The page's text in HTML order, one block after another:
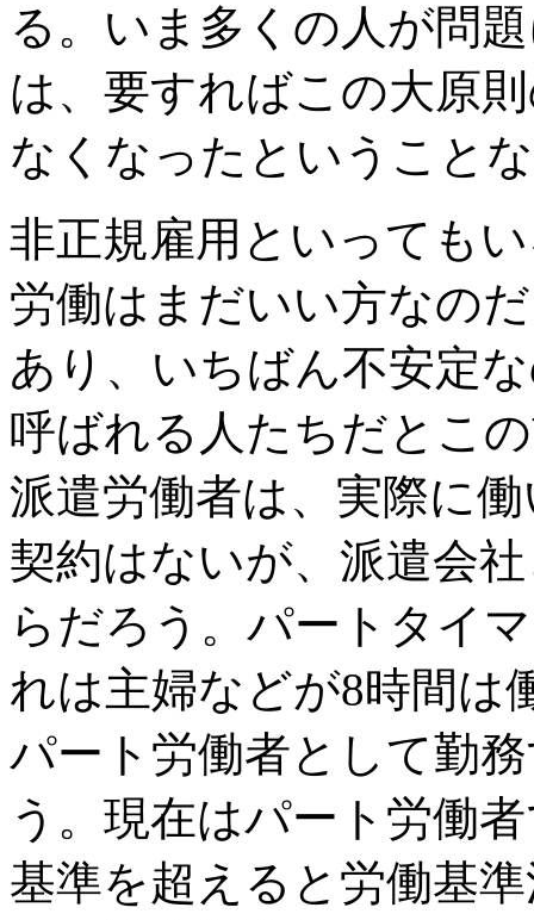
る。いま多くの人が問
は、要すればこの大原
なくなったということ
非正規雇用といっても
労働はまだいい方なの
あり、いちばん不安定
呼ばれる人たちだとこ
派遣労働者は、実際に
契約はないが、派遣会
らだろう。パートタイ
れは主婦などが8時間は
パート労働者として勤
う。現在はパート労働
基準を超えると労働基